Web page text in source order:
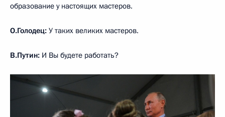
образование у настоящих мастеров.
О.Голодец: У таких великих мастеров.
В.Путин: И Вы будете работать?